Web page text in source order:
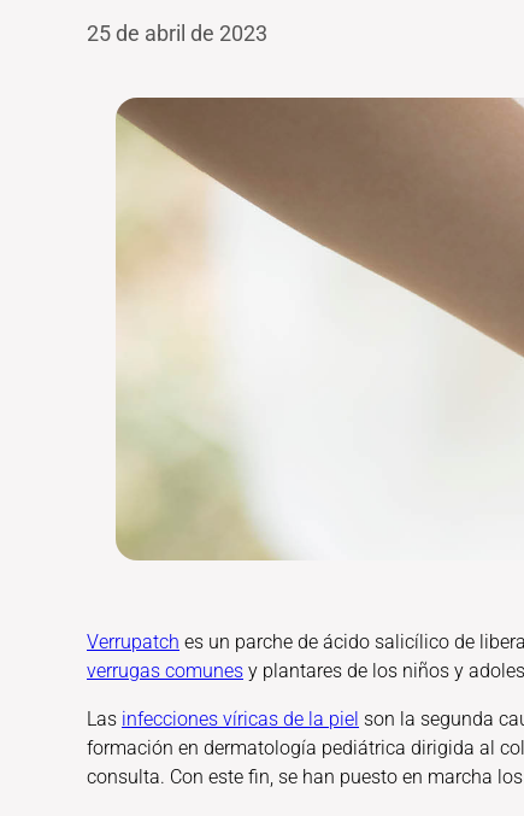
25 de abril de 2023
Verrupatch es un parche de ácido salicílico de
verrugas comunes y plantares de los niños y
Las infecciones víricas de la piel son la segunda
formación en dermatología pediátrica dirigida al
consulta. Con este fin, se han puesto en marcha los